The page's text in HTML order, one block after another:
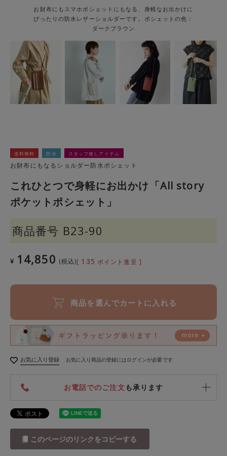
お財布にもスマホポシェットにもなる、身軽なお出かけに
ぴったりの防水レザーショルダーです。ポシェットの色：
ダークブラウン
送料無料 防水 スタッフ推しアイテム
お財布にもなるショルダー防水ポシェット
これひとつで身軽にお出かけ「All story
ポケットポシェット」
商品番号 B23-90
¥ 14,850 税込 [ 135 ポイント進呈 ]
商品を選んでカートに入れる
お気に入り登録 お気に入り商品の登録にはログインが必要です
お電話でのご注文も承ります
このページのリンクをコピーする